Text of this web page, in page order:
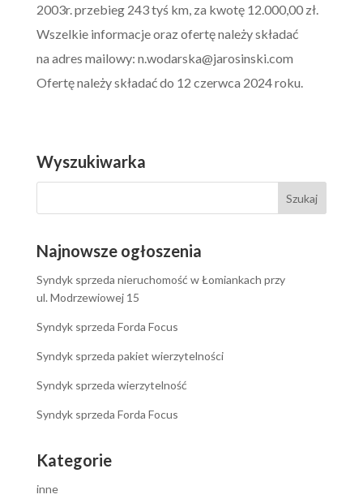
2003r. przebieg 243 tyś km, za kwotę 12.000,00 zł.
Wszelkie informacje oraz ofertę należy składać
na adres mailowy: n.wodarska@jarosinski.com
Ofertę należy składać do 12 czerwca 2024 roku.
Wyszukiwarka
Najnowsze ogłoszenia
Syndyk sprzeda nieruchomość w Łomiankach przy
ul. Modrzewiowej 15
Syndyk sprzeda Forda Focus
Syndyk sprzeda pakiet wierzytelności
Syndyk sprzeda wierzytelność
Syndyk sprzeda Forda Focus
Kategorie
inne